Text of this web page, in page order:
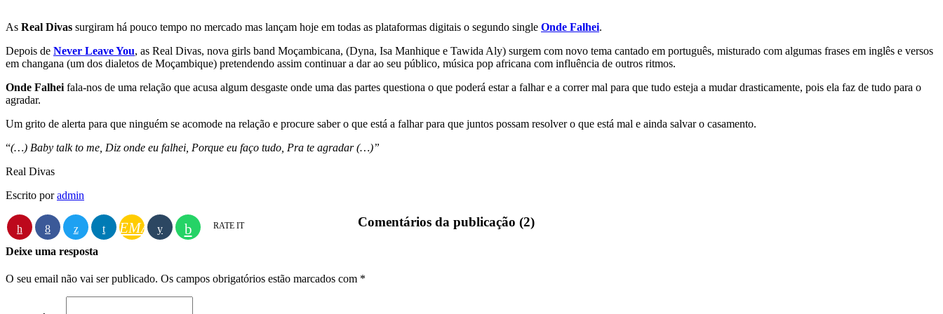
As Real Divas surgiram há pouco tempo no mercado mas lançam hoje em todas as plataformas digitais o segundo single Onde Falhei.
Depois de Never Leave You, as Real Divas, nova girls band Moçambicana, (Dyna, Isa Manhique e Tawida Aly) surgem com novo tema cantado em português, misturado com algumas frases em inglês e versos
em changana (um dos dialetos de Moçambique) pretendendo assim continuar a dar ao seu público, música pop africana com influência de outros ritmos.
Onde Falhei fala-nos de uma relação que acusa algum desgaste onde uma das partes questiona o que poderá estar a falhar e a correr mal para que tudo esteja a mudar drasticamente, pois ela faz de tudo para o
agradar.
Um grito de alerta para que ninguém se acomode na relação e procure saber o que está a falhar para que juntos possam resolver o que está mal e ainda salvar o casamento.
“(…) Baby talk to me, Diz onde eu falhei, Porque eu faço tudo, Pra te agradar (…)”
Real Divas
Escrito poradmin
EMAIL RATE IT Comentários da publicação (2)
Deixe uma resposta
O seu email não vai ser publicado. Os campos obrigatórios estão marcados com *